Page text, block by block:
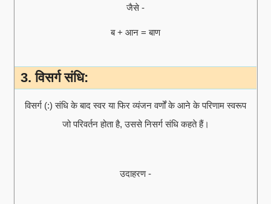
जैसे -
ब + आन = बाण
3. विसर्ग संधि:
विसर्ग (:) संधि के बाद स्वर या फिर व्यंजन वर्णों के आने के परिणाम स्वरूप
जो परिवर्तन होता है, उससे निसर्ग संधि कहते हैं।
उदाहरण -